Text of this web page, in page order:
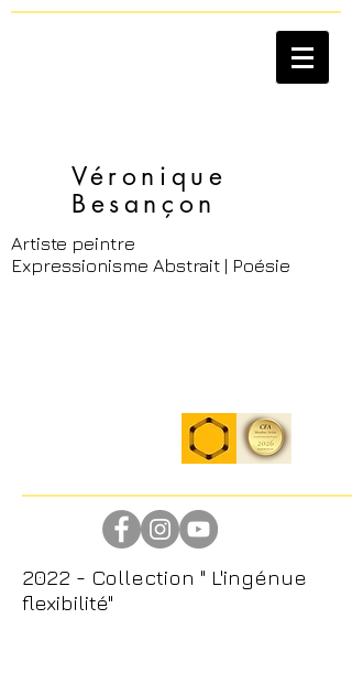
Véronique
Besançon​
Artiste peintre
Expressionisme Abstrait | Poésie
2022 - Collection " L'ingénue
flexibilité"